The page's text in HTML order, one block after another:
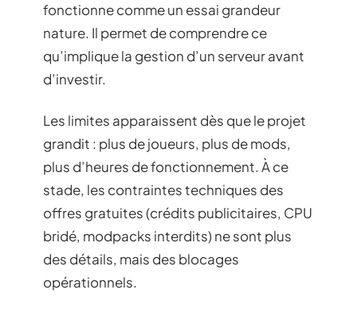
fonctionne comme un essai grandeur
nature. Il permet de comprendre ce
qu’implique la gestion d’un serveur avant
d’investir.
Les limites apparaissent dès que le projet
grandit : plus de joueurs, plus de mods,
plus d’heures de fonctionnement. À ce
stade, les contraintes techniques des
offres gratuites (crédits publicitaires, CPU
bridé, modpacks interdits) ne sont plus
des détails, mais des blocages
opérationnels.